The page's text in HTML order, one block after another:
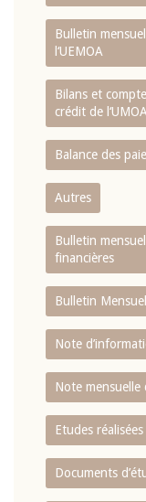
Bulletin
l‘UEMOA
Bilans et
crédit de l‘UMOA
Balance des
Autres
Bulletin
financières
Bulletin
Note
Note
Etudes
Documents